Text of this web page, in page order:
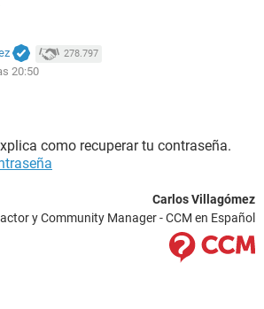
278.797
20:50
como recuperar tu contraseña.
Carlos Villagómez
y Community Manager - CCM en Español